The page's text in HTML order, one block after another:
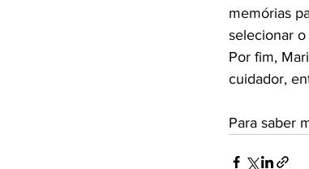
memórias
selecionar
Por fim,
cuidador,
Para saber